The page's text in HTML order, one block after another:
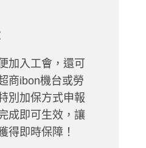
加入工會，還可
商ibon機台或勞
別加保方式申報
成即可生效，讓
得即時保障！